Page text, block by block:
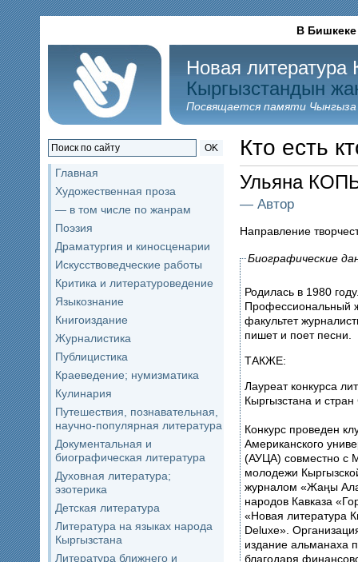
В Бишкеке
Новая литература
Кыргызстандын
Посвящается памяти
OK
Главная
Художественная проза
— в том числе по жанрам
Поэзия
Драматургия и киносценарии
Искусствоведческие работы
Критика и литературоведение
Языкознание
Книгоиздание
Журналистика
Публицистика
Краеведение; нумизматика
Кулинария
Путешествия, познавательная,
научно-популярная литература
Документальная и
биографическая литература
Духовная литература;
эзотерика
Детская литература
Литература на языках народа
Кыргызстана
Литература ближнего и
Кто есть
Ульяна
— Автор
Направление
Биографические
Родилась в 1980
Профессиональный
факультет
пишет и поет песни.
ТАКЖЕ:
Лауреат конкурса
Кыргызстана и
Конкурс проведен
Американского
(АУЦА) совместно с
молодежи
журналом «Жаңы
народов Кавказа
«Новая литература
Deluxe».
издание альманаха
благодаря